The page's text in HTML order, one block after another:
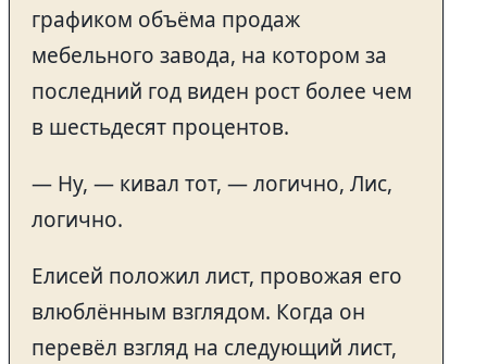
графиком объёма продаж
мебельного завода, на котором за
последний год виден рост более чем
в шестьдесят процентов.
— Ну, — кивал тот, — логично, Лис,
логично.
Елисей положил лист, провожая его
влюблённым взглядом. Когда он
перевёл взгляд на следующий лист,